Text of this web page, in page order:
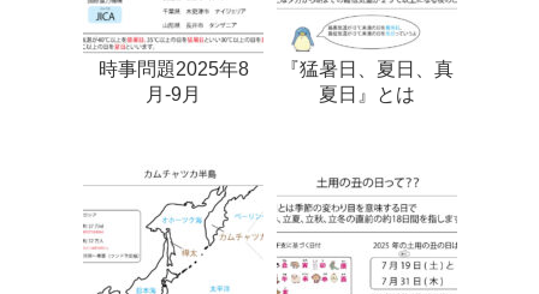
時事問題2025年8
月-9月
『猛暑日、夏日、真
夏日』とは